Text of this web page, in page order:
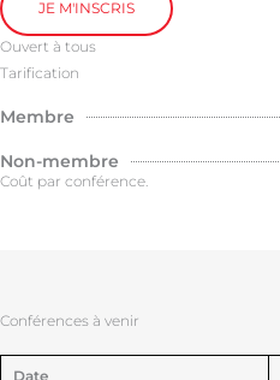
JE M'INSCRIS
Ouvert à tous
Tarification
Membre
Non-membre
Coût par conférence.
Conférences à venir
Date